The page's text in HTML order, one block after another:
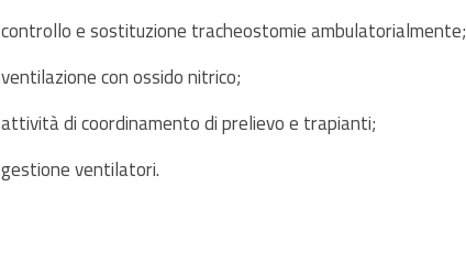
controllo e sostituzione tracheostomie ambulatorialmente;
ventilazione con ossido nitrico;
attività di coordinamento di prelievo e trapianti;
gestione ventilatori.